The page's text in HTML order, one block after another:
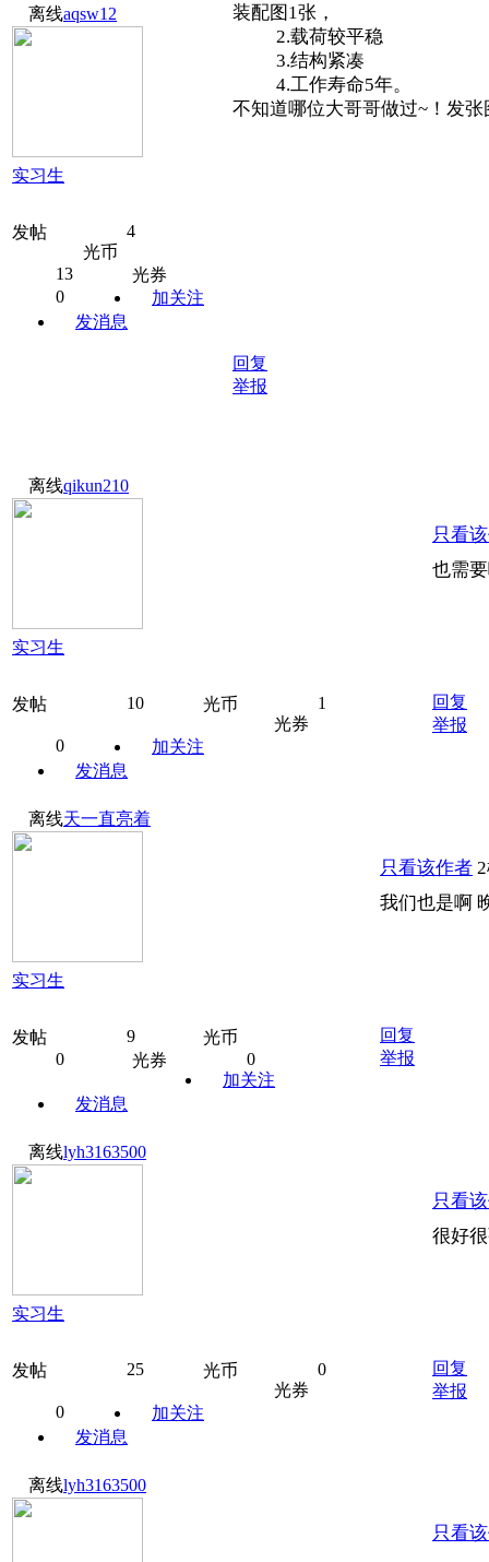
离线aqsw12
实习生
发帖
4
光币
13
光券
0
加关注
发消息
装配图1张，
2.载荷较平稳 2.
3.结构紧凑 3.
4.工作寿命5年。
不知道哪位大哥哥做过~！发
回复
举报
离线qikun210
实习生
发帖 10 光币
1
光券
0
加关注
发消息
只看
也需
回复
举报
离线天一直亮着
实习生
发帖 9
光币
0
光券
0
加关注
发消息
只看该作者
我们也是啊
回复
举报
离线lyh3163500
实习生
发帖 25 光币
0
光券
0
加关注
发消息
只看
很好
回复
举报
离线lyh3163500
只看